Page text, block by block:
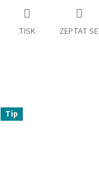
TISK ZEPTAT SE
Tip